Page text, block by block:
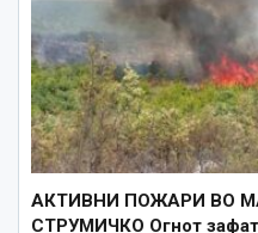
АКТИВНИ ПОЖАРИ ВО
СТРУМИЧКО Огнот